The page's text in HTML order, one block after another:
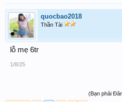
quocbao2018
Thần Tài
lỗ mẹ 6tr
1/8/25
(Bạn phải